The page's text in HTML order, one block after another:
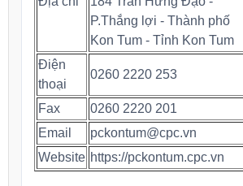
P.Thắng lợi - Thành phố
Kon Tum - Tỉnh Kon Tum
Điện
thoại
0260 2220 253
Fax
0260 2220 201
Email
pckontum@cpc.vn
Website https://pckontum.cpc.vn